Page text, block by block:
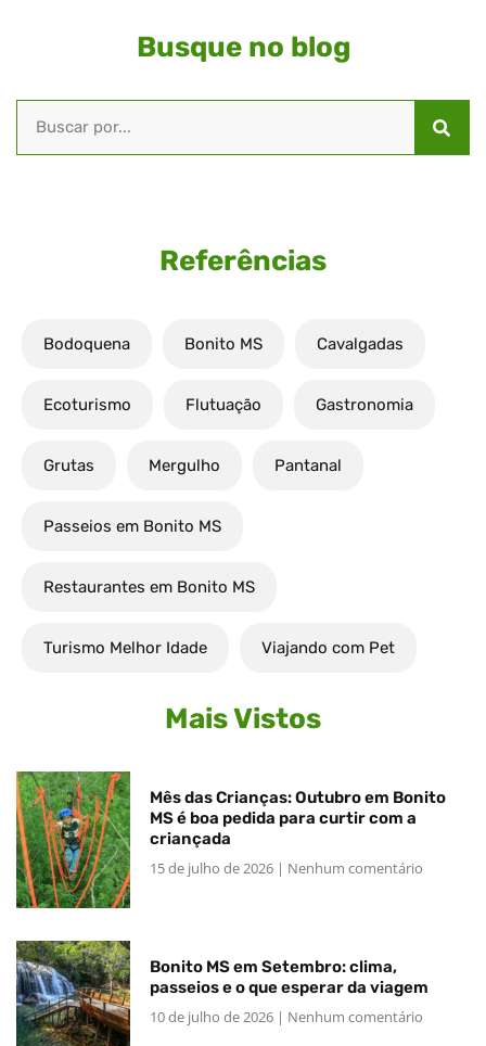
Busque no blog
Referências
Bodoquena Bonito MS Cavalgadas
Ecoturismo Flutuação Gastronomia
Grutas Mergulho Pantanal
Passeios em Bonito MS
Restaurantes em Bonito MS
Turismo Melhor Idade Viajando com Pet
Mais Vistos
Mês das Crianças: Outubro em Bonito
MS é boa pedida para curtir com a
criançada
15 de julho de 2026
Nenhum comentário
Bonito MS em Setembro: clima,
passeios e o que esperar da viagem
10 de julho de 2026
Nenhum comentário